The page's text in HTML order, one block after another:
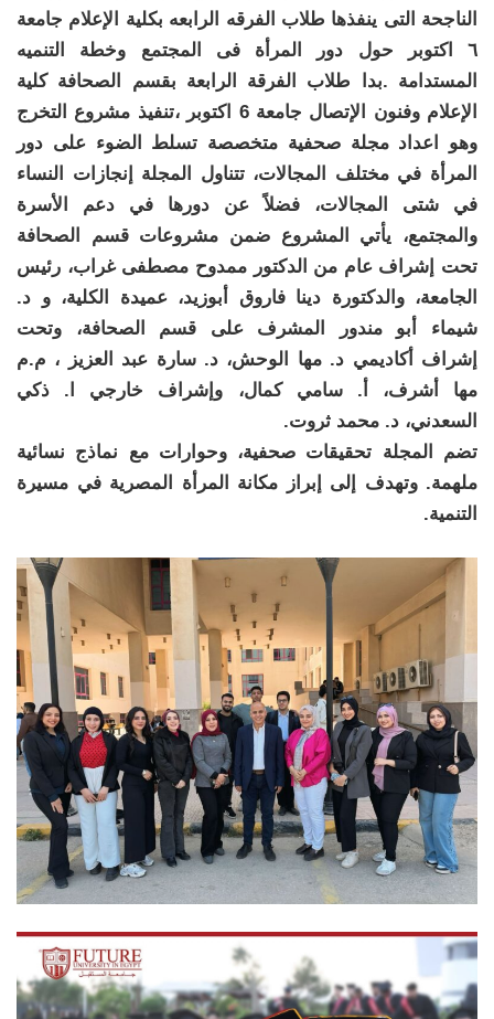
الناجحة التى ينفذها طلاب الفرقه الرابعه بكلية الإعلام جامعة
٦ اكتوبر حول دور المرأة فى المجتمع وخطة التنميه
المستدامة .بدا طلاب الفرقة الرابعة بقسم الصحافة كلية
الإعلام وفنون الإتصال جامعة 6 اكتوبر ،تنفيذ مشروع التخرج
وهو اعداد مجلة صحفية متخصصة تسلط الضوء على دور
المرأة في مختلف المجالات، تتناول المجلة إنجازات النساء
في شتى المجالات، فضلاً عن دورها في دعم الأسرة
والمجتمع، يأتي المشروع ضمن مشروعات قسم الصحافة
تحت إشراف عام من الدكتور ممدوح مصطفى غراب، رئيس
الجامعة، والدكتورة دينا فاروق أبوزيد، عميدة الكلية، و د.
شيماء أبو مندور المشرف على قسم الصحافة، وتحت
إشراف أكاديمي د. مها الوحش، د. سارة عبد العزيز ، م.م
مها أشرف، أ. سامي كمال، وإشراف خارجي ا. ذكي
السعدني، د. محمد ثروت.
تضم المجلة تحقيقات صحفية، وحوارات مع نماذج نسائية
ملهمة. وتهدف إلى إبراز مكانة المرأة المصرية في مسيرة
التنمية.